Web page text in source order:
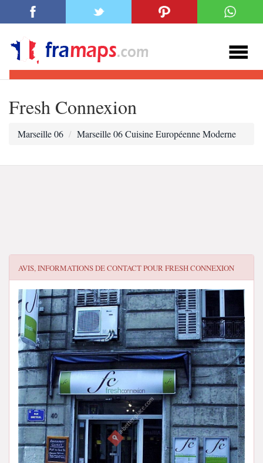
Fresh Connexion
Marseille 06 Marseille 06 Cuisine Européenne Moderne
AVIS, INFORMATIONS DE CONTACT POURFRESH CONNEXION